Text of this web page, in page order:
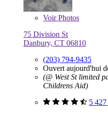
VoirPhotos
75 Division St
Danbury, CT 06810
(203) 794-9435
Ouvert aujourd'hui
(@ West St limited
Childrens Aid)
5